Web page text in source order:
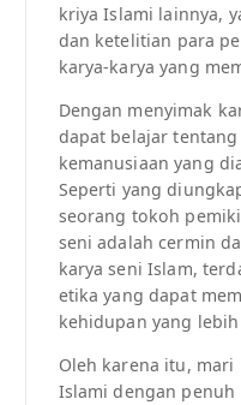
kriya Islami lainnya,
dan ketelitian para
karya-karya yang
Dengan menyimak
dapat belajar
kemanusiaan yang
Seperti yang
seorang tokoh
seni adalah cermin
karya seni Islam,
etika yang dapat
kehidupan yang
Oleh karena itu,
Islami dengan